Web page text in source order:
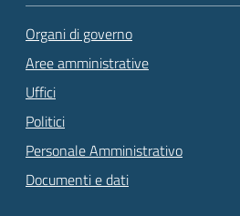
Organi di governo
Aree amministrative
Uffici
Politici
Personale Amministrativo
Documenti e dati